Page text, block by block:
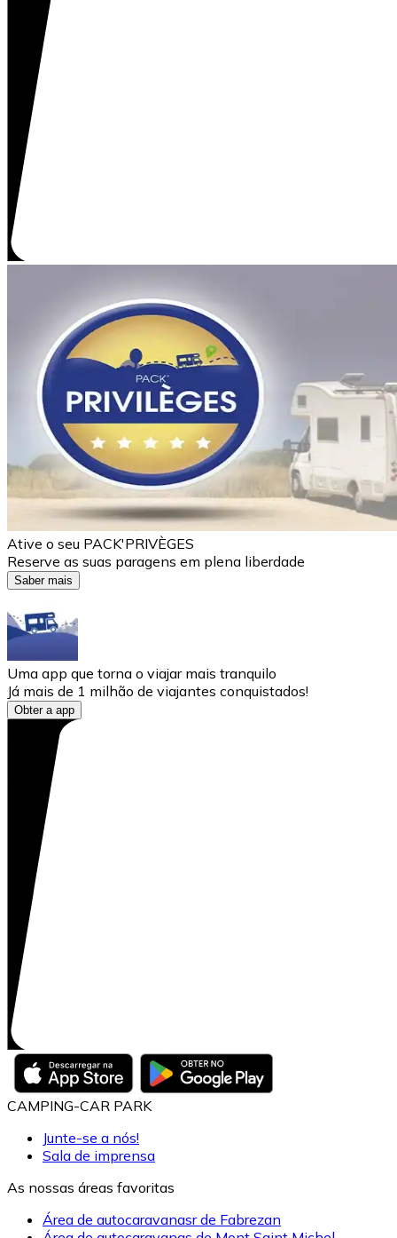
Ative o seu PACK'PRIVÈGES
Reserve as suas paragens em plena liberdade
Saber mais
Uma app que torna o viajar mais tranquilo
Já mais de 1 milhão de viajantes conquistados!
Obter a app
CAMPING-CAR PARK
Junte-se a nós!
Sala de imprensa
As nossas áreas favoritas
Área de autocaravanasr de Fabrezan